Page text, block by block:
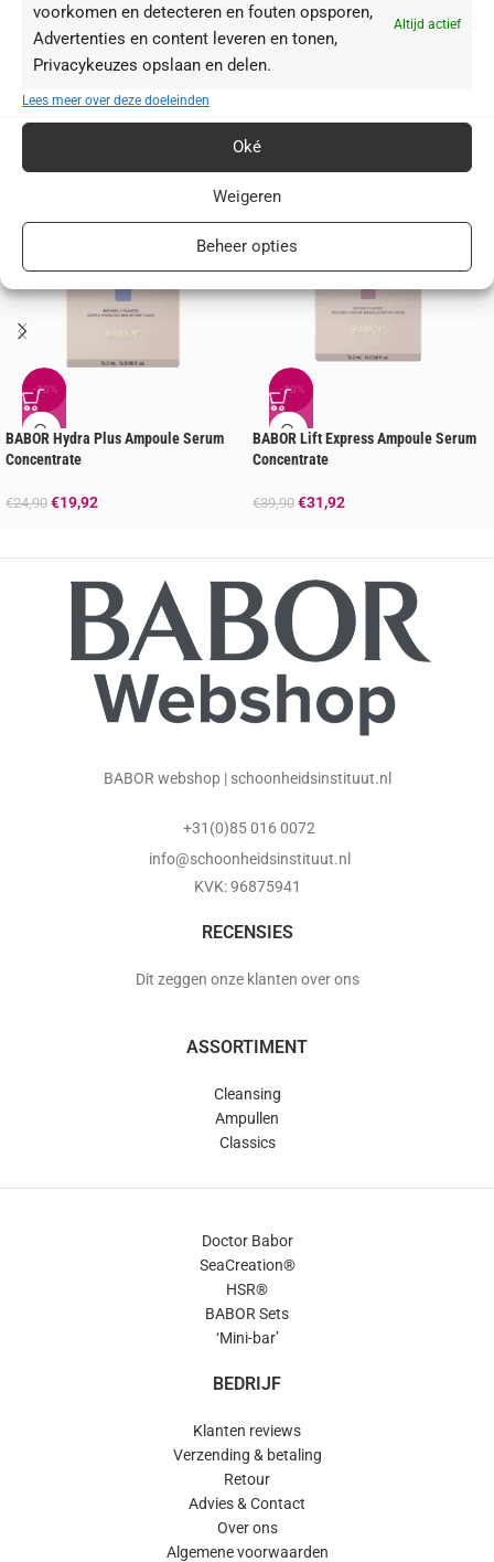
voorkomen en detecteren en fouten opsporen,
Advertenties en content leveren en tonen,
Privacykeuzes opslaan en delen.
Altijd actief
Lees meer over deze doeleinden
Oké
Weigeren
Beheer opties
Je zou ook kunnen houden van …
-20%
BABOR Hydra Plus Ampoule Serum
Concentrate
€24,90 €19,92
-20%
BABOR Lift Express Ampoule Serum
Concentrate
€39,90 €31,92
BABOR webshop | schoonheidsinstituut.nl
+31(0)85 016 0072
info@schoonheidsinstituut.nl
KVK: 96875941
RECENSIES
Dit zeggen onze klanten over ons
ASSORTIMENT
Cleansing
Ampullen
Classics
Doctor Babor
SeaCreation®
HSR®
BABOR Sets
‘Mini-bar’
BEDRIJF
Klanten reviews
Verzending & betaling
Retour
Advies & Contact
Over ons
Algemene voorwaarden